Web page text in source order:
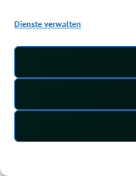
Dienste verwalten